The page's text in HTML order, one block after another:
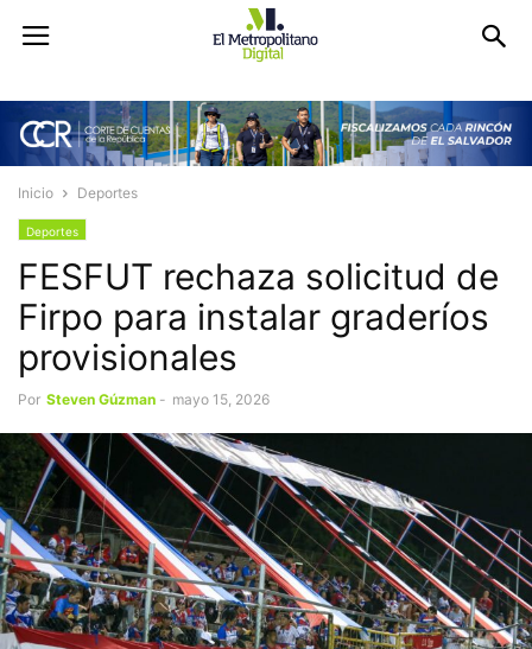
Inicio Deportes
Deportes
FESFUT rechaza solicitud de
Firpo para instalar graderíos
provisionales
Por Steven Gúzman - mayo 15, 2026